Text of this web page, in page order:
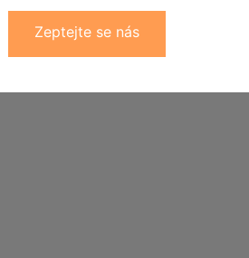
Zeptejte se nás